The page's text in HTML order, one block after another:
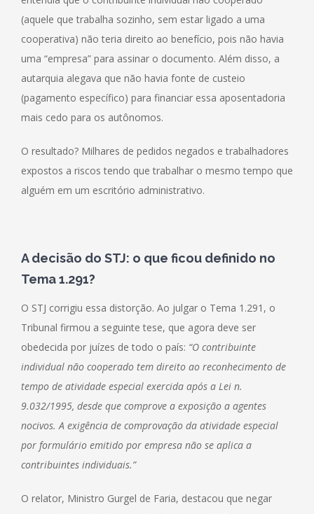
(aquele que trabalha sozinho, sem estar ligado a uma
cooperativa) não teria direito ao benefício, pois não havia
uma “empresa” para assinar o documento. Além disso, a
autarquia alegava que não havia fonte de custeio
(pagamento específico) para financiar essa aposentadoria
mais cedo para os autônomos.
O resultado? Milhares de pedidos negados e trabalhadores
expostos a riscos tendo que trabalhar o mesmo tempo que
alguém em um escritório administrativo.
Adecisão do STJ: o que ficou definido no
Tema 1.291?
O STJ corrigiu essa distorção. Ao julgar o Tema 1.291, o
Tribunal firmou a seguinte tese, que agora deve ser
obedecida por juízes de todo o país: “O contribuinte
individual não cooperado tem direito ao reconhecimento de
tempo de atividade especial exercida após a Lei n.
9.032/1995, desde que comprove a exposição a agentes
nocivos. A exigência de comprovação da atividade especial
por formulário emitido por empresa não se aplica a
contribuintes individuais.”
O relator, Ministro Gurgel de Faria, destacou que negar